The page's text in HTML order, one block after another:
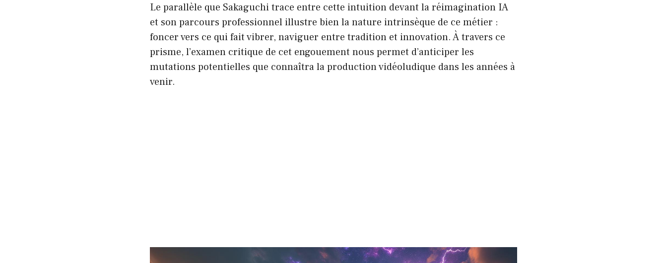
Le parallèle que Sakaguchi trace entre cette intuition devant la réimagination IA
et son parcours professionnel illustre bien la nature intrinsèque de ce métier :
foncer vers ce qui fait vibrer, naviguer entre tradition et innovation. À travers ce
prisme, l’examen critique de cet engouement nous permet d’anticiper les
mutations potentielles que connaîtra la production vidéoludique dans les années à
venir.